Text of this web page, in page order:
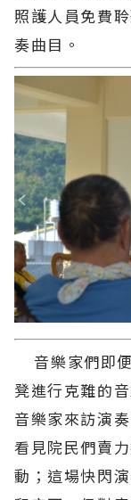
照護人員免費
奏曲目。
音樂家們即
凳進行克難的
音樂家來訪演
看見院民們賣
動；這場快閃